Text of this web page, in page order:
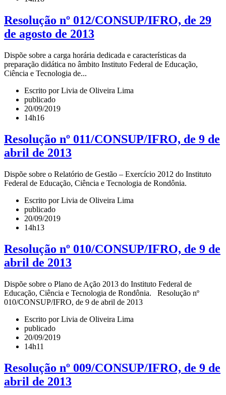
Resolução nº 012/CONSUP/IFRO, de 29
de agosto de 2013
Dispõe sobre a carga horária dedicada e características da
preparação didática no âmbito Instituto Federal de Educação,
Ciência e Tecnologia de...
Escrito por Livia de Oliveira Lima
publicado
20/09/2019
14h16
Resolução nº 011/CONSUP/IFRO, de 9 de
abril de 2013
Dispõe sobre o Relatório de Gestão – Exercício 2012 do Instituto
Federal de Educação, Ciência e Tecnologia de Rondônia.
Escrito por Livia de Oliveira Lima
publicado
20/09/2019
14h13
Resolução nº 010/CONSUP/IFRO, de 9 de
abril de 2013
Dispõe sobre o Plano de Ação 2013 do Instituto Federal de
Educação, Ciência e Tecnologia de Rondônia. Resolução nº
010/CONSUP/IFRO, de 9 de abril de 2013
Escrito por Livia de Oliveira Lima
publicado
20/09/2019
14h11
Resolução nº 009/CONSUP/IFRO, de 9 de
abril de 2013